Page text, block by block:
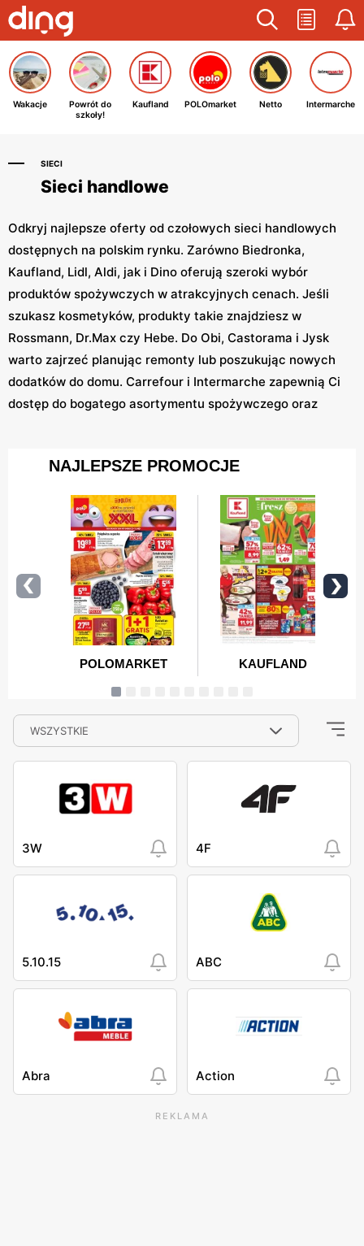
Wakacje
Powrót do
szkoły!
Kaufland POLOmarket Netto Intermarche
SIECI
Sieci handlowe
Odkryj najlepsze oferty od czołowych sieci handlowych
dostępnych na polskim rynku. Zarówno Biedronka,
Kaufland, Lidl, Aldi, jak i Dino oferują szeroki wybór
produktów spożywczych w atrakcyjnych cenach. Jeśli
szukasz kosmetyków, produkty takie znajdziesz w
Rossmann, Dr.Max czy Hebe. Do Obi, Castorama i Jysk
warto zajrzeć planując remonty lub poszukując nowych
dodatków do domu. Carrefour i Intermarche zapewnią Ci
dostęp do bogatego asortymentu spożywczego oraz
zakupy produktów codziennego użytku, gdzie jakość
idzie w parze z niską ceną. Nie zapominaj o Żabce, która
oferuje szybkie zakupy w drodze do domu.
Nasza strona pozwoli Ci na szybkie porównanie promocji
i wybranie najlepszej opcji. Dzięki regularnym
aktualizacjom nigdy nie przegapisz okazji na oszczędne
zakupy. Korzystaj z naszych filtrów, by jeszcze szybciej
znajdować interesujące oferty. Z nami każde zakupy
stają się prostsze, szybsze i bardziej satysfakcjonujące.
Zapraszamy do korzystania z naszego serwisu, aby
cieszyć się najlepszymi promocjami każdego dnia
WSZYSTKIE
3W 4F
5.10.15 ABC
Abra Action
REKLAMA